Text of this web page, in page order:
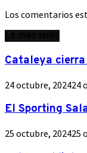
Los comentarios
Cataleya
24 octubre, 202424
El Sporting
25 octubre, 202425